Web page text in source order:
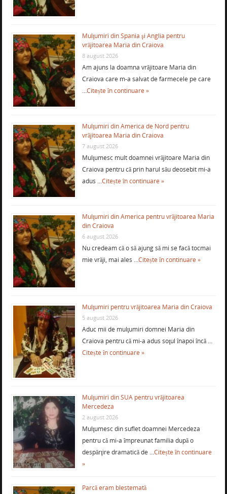
Mulţumiri din Spania şi Anglia pentru
vrăjitoarea Maria din Craiova
8 august 2026
Am ajuns la doamna vrăjitoare Maria din
Craiova care m-a salvat de farmecele pe care
…Citește în continuare »
Mulţumiri din America de Nord pentru
vrăjitoarea Maria din Craiova
7 august 2026
Mulţumesc mult doamnei vrăjitoare Maria din
Craiova pentru că prin harul său deosebit mi-a
adus …Citește în continuare »
Mulţumiri din America pentru vrăjitoarea Maria
din Craiova
6 august 2026
Nu credeam că o să ajung să mi se facă tocmai
mie vrăji, mai ales …Citește în continuare »
Mulţumiri pentru vrăjitoarea Maria din Craiova
5 august 2026
Aduc mii de mulţumiri domnei Maria din
Craiova pentru că mi-a adus soţul înapoi încă …
Citește în continuare »
Mulţumiri din SUA pentru vrăjitoarea
Mercedeza
2 august 2026
Mulţumesc din suflet doamnei Mercedeza
pentru că mi-a împreunat familia după o
despărţire dramatică de …Citește în continuare
»
Parcă eram blestemată